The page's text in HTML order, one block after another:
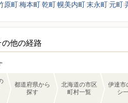
原町梅本町乾町幌美内町末永町 元町
他の経路
都道府県から
探す
北海道の市区
町村一覧
伊達市
シ